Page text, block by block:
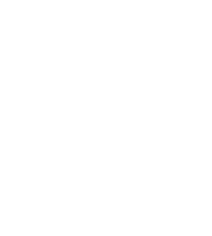
дії,
умови
на
ТЕС –